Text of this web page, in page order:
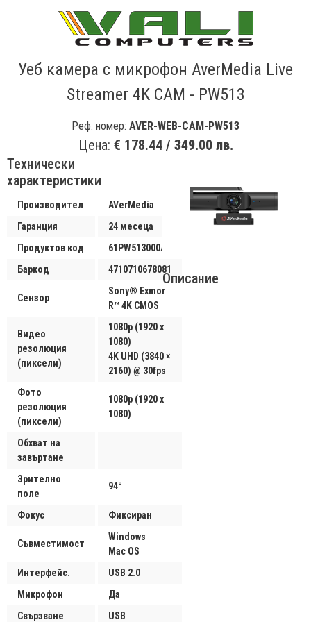
Уеб камера с микрофон AverMedia Live
Streamer 4K CAM - PW513
Реф. номер: AVER-WEB-CAM-PW513
Цена: € 178.44 / 349.00 лв.
Технически
характеристики
Производител
AVerMedia
Гаранция
24 месеца
Продуктов код
61PW513000AC
Баркод
4710710678081
Сензор
Sony® Exmor
R™ 4K CMOS
Видео
резолюция
(пиксели)
1080p (1920 x
1080)
4K UHD (3840 ×
2160) @ 30fps
Фото
резолюция
(пиксели)
1080p (1920 x
1080)
Обхват на
завъртане
Зрително
поле
94°
Фокус Фиксиран
Съвместимост
Windows
Mac OS
Интерфейс.
USB 2.0
Микрофон
Да
Свързване
USB
Описание